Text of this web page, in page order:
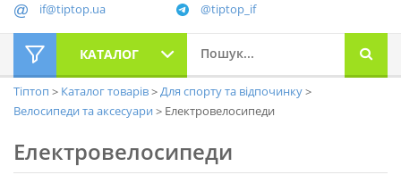
@tiptop_if
if@tiptop.ua
КАТАЛОГ
Тіптоп Каталог товарів
Для спорту та відпочинку
Велосипеди та аксесуари
Електровелосипеди
Електровелосипеди